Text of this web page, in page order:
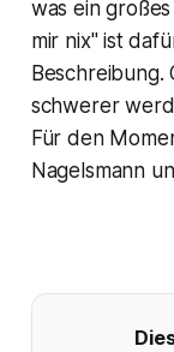
was ein
mir nix" ist
schwerer
Für den
Nagelsmann